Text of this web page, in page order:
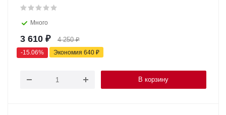
Много
3 610 ₽ 4 250₽
-15.06% Экономия 640 ₽
В корзину